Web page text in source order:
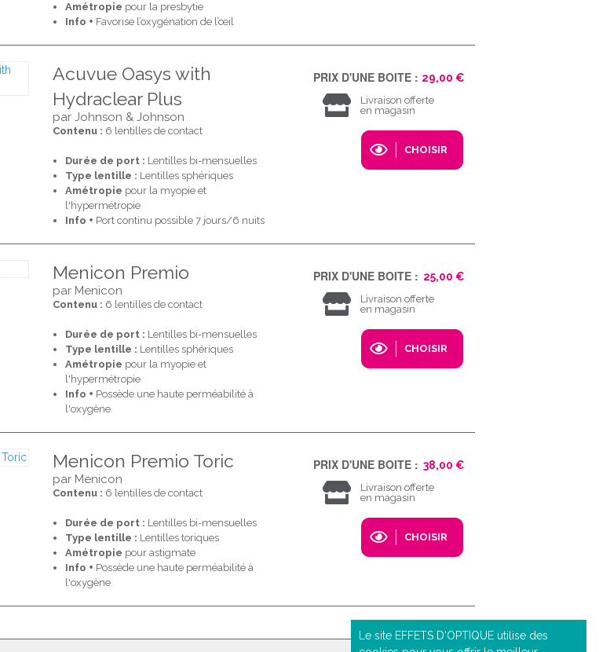
Amétropie pour la presbytie
Info + Favorise l’oxygénation de l’œil
Acuvue Oasys with
Hydraclear Plus
par Johnson & Johnson
Contenu : 6 lentilles de contact
Durée de port : Lentilles bi-mensuelles
Type lentille : Lentilles sphériques
Amétropie pour la myopie et
l'hypermétropie
Info + Port continu possible 7 jours/6 nuits
PRIX D'UNE BOITE : 29,00 €
Livraison offerte
en magasin
CHOISIR
Menicon Premio
par Menicon
Contenu : 6 lentilles de contact
Durée de port : Lentilles bi-mensuelles
Type lentille : Lentilles sphériques
Amétropie pour la myopie et
l'hypermétropie
Info + Possède une haute perméabilité à
l'oxygène
PRIX D'UNE BOITE : 25,00 €
Livraison offerte
en magasin
CHOISIR
Menicon Premio Toric
par Menicon
Contenu : 6 lentilles de contact
Durée de port : Lentilles bi-mensuelles
Type lentille : Lentilles toriques
Amétropie pour astigmate
Info + Possède une haute perméabilité à
l'oxygène
PRIX D'UNE BOITE : 38,00 €
Livraison offerte
en magasin
CHOISIR
Le site EFFETS D'OPTIQUE utilise des